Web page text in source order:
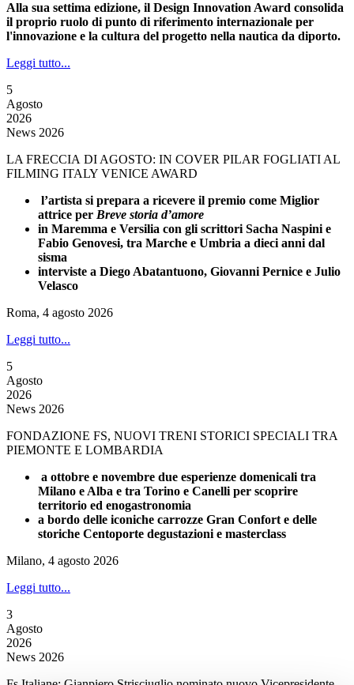
Alla sua settima edizione, il Design Innovation Award consolida
il proprio ruolo di punto di riferimento internazionale per
l'innovazione e la cultura del progetto nella nautica da diporto.
Leggi tutto...
5
Agosto
2026
News 2026
LA FRECCIA DI AGOSTO: IN COVER PILAR FOGLIATI AL
FILMING ITALY VENICE AWARD
l’artista si prepara a ricevere il premio come Miglior
attrice per Breve storia d’amore
in Maremma e Versilia con gli scrittori Sacha Naspini e
Fabio Genovesi, tra Marche e Umbria a dieci anni dal
sisma
interviste a Diego Abatantuono, Giovanni Pernice e Julio
Velasco
Roma, 4 agosto 2026
Leggi tutto...
5
Agosto
2026
News 2026
FONDAZIONE FS, NUOVI TRENI STORICI SPECIALI TRA
PIEMONTE E LOMBARDIA
a ottobre e novembre due esperienze domenicali tra
Milano e Alba e tra Torino e Canelli per scoprire
territorio ed enogastronomia
a bordo delle iconiche carrozze Gran Confort e delle
storiche Centoporte degustazioni e masterclass
Milano, 4 agosto 2026
Leggi tutto...
3
Agosto
2026
News 2026